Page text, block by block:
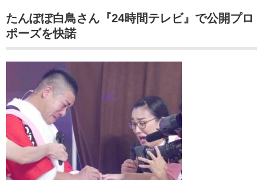
たんぽぽ白鳥さん『24時間テレビ』で公開プロ
ポーズを快諾